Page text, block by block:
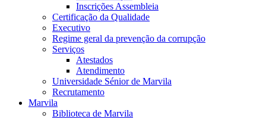
Inscrições Assembleia
Certificação da Qualidade
Executivo
Regime geral da prevenção da corrupção
Serviços
Atestados
Atendimento
Universidade Sénior de Marvila
Recrutamento
Marvila
Biblioteca de Marvila